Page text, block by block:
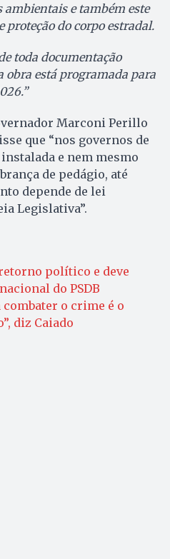
ambientais e também este
proteção do corpo estradal.
toda documentação
obra está programada para
Marconi Perillo
que “nos governos de
e nem mesmo
de pedágio, até
depende de lei
Legislativa”.
político e deve
do PSDB
o crime é o
diz Caiado